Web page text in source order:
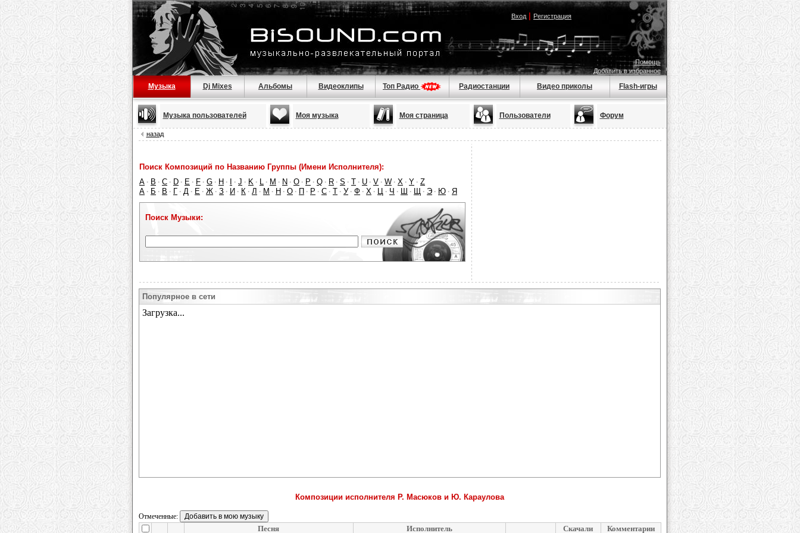
Вход| Регистрация
Помощь
Добавить в избранное
Музыка Dj Mixes Альбомы Видеоклипы Топ Радио Радиостанции Видео приколы Flash-игры
Музыка пользователей Моя музыка Моя страница Пользователи Форум
назад
Поиск Композиций по Названию Группы (Имени Исполнителя):
A · B · C · D · E · F · G · H · · J · K · L · M · N · O · P · Q · R · S · T · U · V · W · X · Y · Z
А · Б · В · Г · Д · Е · Ж · З · И · К · Л · М · Н · О · П · Р · С · Т · У · Ф · Х · Ц · Ч · Ш · Щ · Э · Ю · Я
Поиск Музыки:
Популярное в сети
Композиции исполнителя Р. Масюков и Ю. Караулова
Отмеченные:
Песня Исполнитель Скачали Комментарии